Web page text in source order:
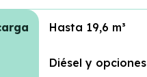
Hasta 19,6 m³
Diésel y